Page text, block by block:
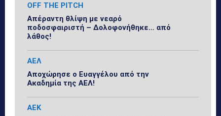
OFF THE PITCH
Απέραντη θλίψη με νεαρό
ποδοσφαιριστή – Δολοφονήθηκε… από
λάθος!
ΑΕΛ
Αποχώρησε ο Ευαγγέλου από την
Ακαδημία της ΑΕΛ!
ΑΕΚ